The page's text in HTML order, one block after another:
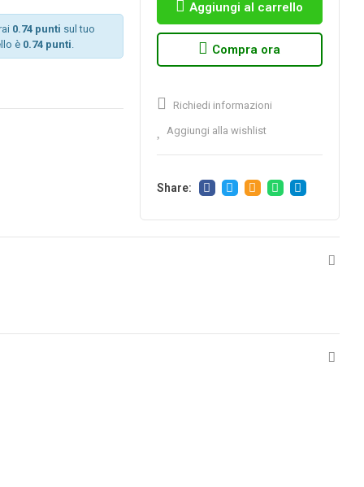
0.74 punti sul tuo
è 0.74 punti
Aggiungi al carrello
Compra ora
Richiedi informazioni
Aggiungi alla wishlist